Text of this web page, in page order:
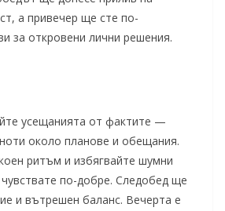
а привечер ще сте по-
за откровени лични решения.
усещанията от фактите —
около планове и обещания.
ритъм и избягвайте шумни
чувствате по-добре. Следобед ще
и вътрешен баланс. Вечерта е